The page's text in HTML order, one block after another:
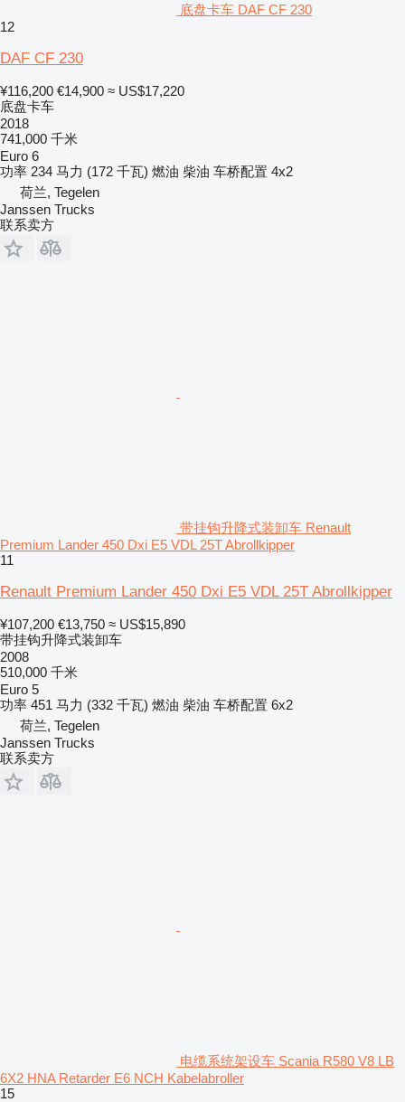
底盘卡车 DAF CF 230
12
DAF CF 230
¥116,200 €14,900 ≈ US$17,220
底盘卡车
2018
741,000 千米
Euro 6
功率 234 马力 (172 千瓦) 燃油 柴油 车桥配置 4x2
荷兰, Tegelen
Janssen Trucks
联系卖方
带挂钩升降式装卸车 Renault
Premium Lander 450 Dxi E5 VDL 25T Abrollkipper
11
Renault Premium Lander 450 Dxi E5 VDL 25T Abrollkipper
¥107,200 €13,750 ≈ US$15,890
带挂钩升降式装卸车
2008
510,000 千米
Euro 5
功率 451 马力 (332 千瓦) 燃油 柴油 车桥配置 6x2
荷兰, Tegelen
Janssen Trucks
联系卖方
电缆系统架设车 Scania R580 V8 LB
6X2 HNA Retarder E6 NCH Kabelabroller
15